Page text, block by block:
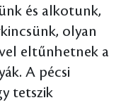
és alkotunk,
olyan
eltűnhetnek a
A pécsi
tetszik